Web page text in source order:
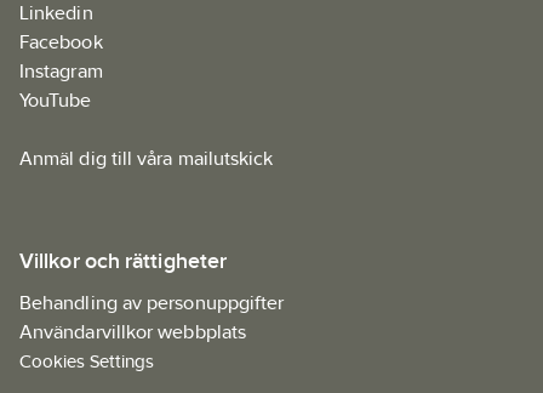
Linkedin
Facebook
Instagram
YouTube
Anmäl dig till våra mailutskick
Villkor och rättigheter
Behandling av personuppgifter
Användarvillkor webbplats
Cookies Settings